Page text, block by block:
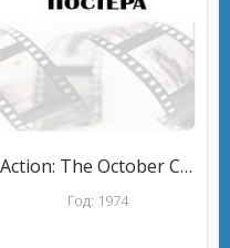
Action: The October Crisis of 1970
Год: 1974